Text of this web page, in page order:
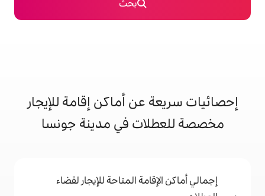
عن أماكن إقامة للإيجار
في مدينة جونسا
المتاحة للإيجار لقضاء